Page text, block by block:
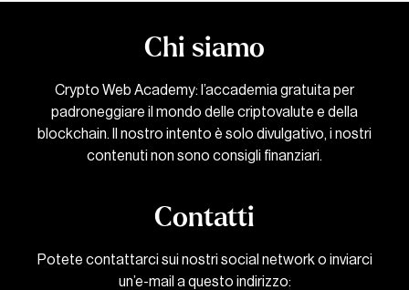
Chi siamo
Crypto Web Academy: l’accademia gratuita per
padroneggiare il mondo delle criptovalute e della
blockchain. Il nostro intento è solo divulgativo, i nostri
contenuti non sono consigli finanziari.
Contatti
Potete contattarci sui nostri social network o inviarci
un’e-mail a questo indirizzo: